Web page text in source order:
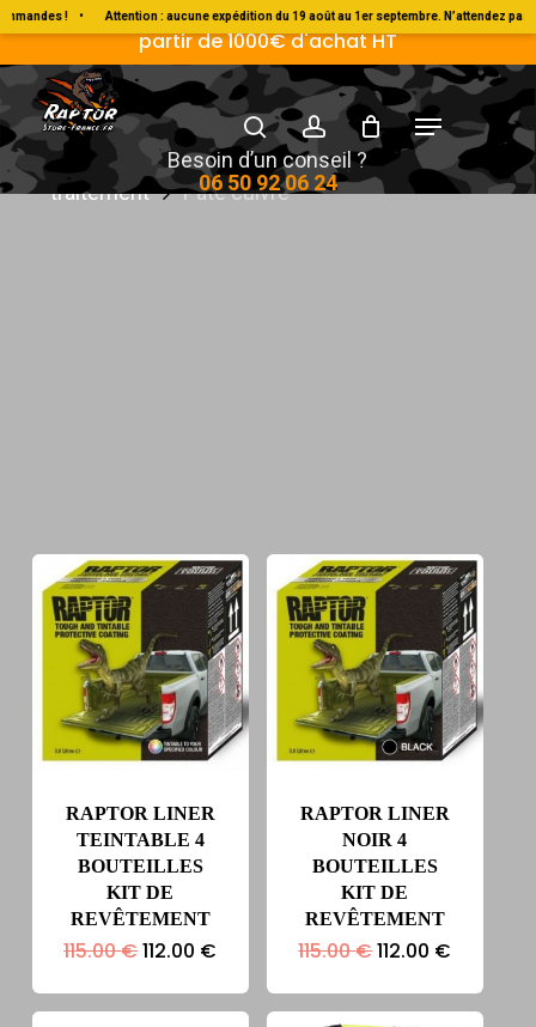
! • Attention : aucune expédition du 19 août au 1er septembre. N’attendez pas
Skip
main
content
Livraison Gratuite en France métropolitaine à
partir de 1000€ d'achat HT
Besoin d’un conseil ?
06 50 92 06 24
searchaccount
Menu
Accueil
Bardahl
dégrippant-lubrifiant et
traitement
Pâte cuivre
RAPTOR LINER
TEINTABLE 4
BOUTEILLES
KIT DE
REVÊTEMENT
115.00€Le
initial
était :
112.00 €
actuel
est :
RAPTOR LINER
NOIR 4
BOUTEILLES
KIT DE
REVÊTEMENT
115.00€Le
initial
était :
112.00 €
actuel
est :